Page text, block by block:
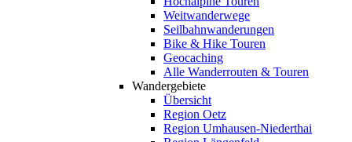
Weitwanderwege
Seilbahnwanderungen
Bike & Hike Touren
Geocaching
Alle Wanderrouten & Touren
Wandergebiete
Übersicht
Region Oetz
Region Umhausen-Niederthai